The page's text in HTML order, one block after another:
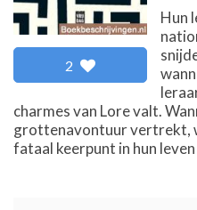
2
Hun
charmes van Lore valt.
grottenavontuur vertrekt,
fataal keerpunt in hun